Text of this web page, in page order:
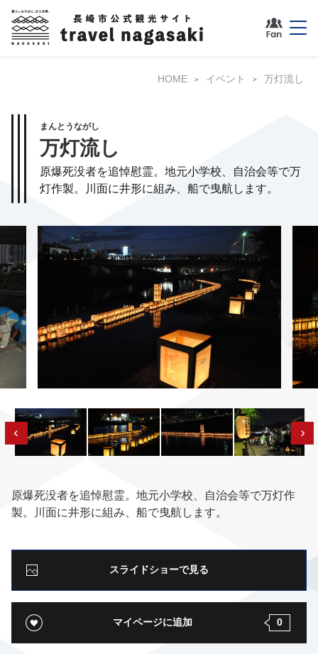
HOME イベント 万灯流し
まんとうながし
万灯流し
原爆死没者を追悼慰霊。地元小学校、自治会等で万
灯作製。川面に井形に組み、船で曳航します。
原爆死没者を追悼慰霊。地元小学校、自治会等で万灯作
製。川面に井形に組み、船で曳航します。
スライドショーで見る
マイページに追加 0